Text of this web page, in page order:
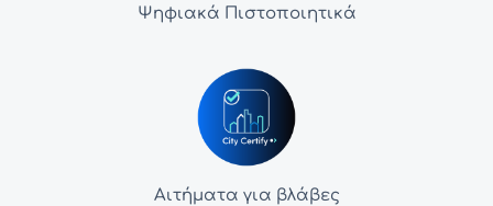
Ψηφιακά Πιστοποιητικά
Αιτήματα για βλάβες